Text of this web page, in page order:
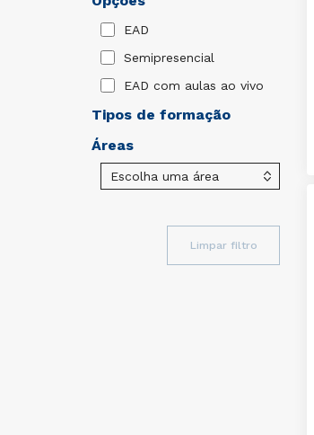
EAD
Semipresencial
EAD com aulas ao vivo
Tipos de formação
Áreas
Limpar filtro